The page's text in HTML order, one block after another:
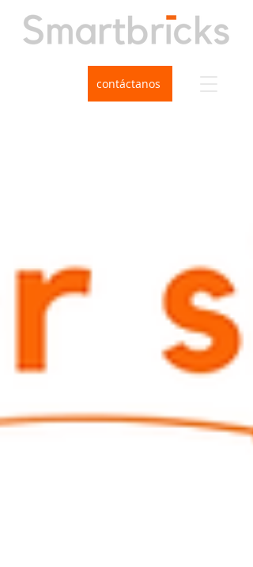
contáctanos